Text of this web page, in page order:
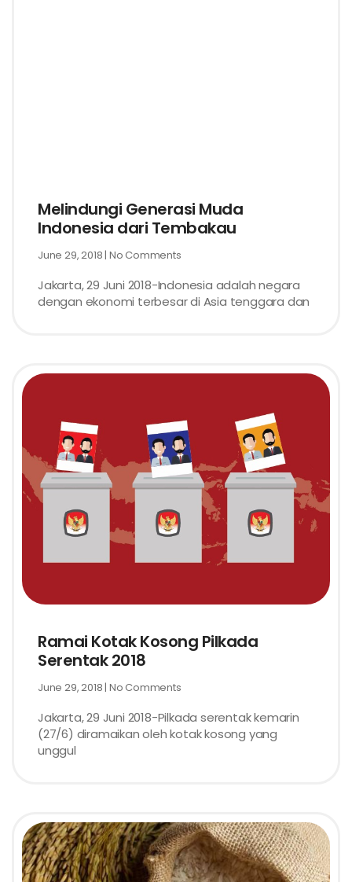
Melindungi Generasi Muda
Indonesia dari Tembakau
June 29, 2018 No Comments
Jakarta, 29 Juni 2018-Indonesia adalah negara
dengan ekonomi terbesar di Asia tenggara dan
Ramai Kotak Kosong Pilkada
Serentak 2018
June 29, 2018 No Comments
Jakarta, 29 Juni 2018-Pilkada serentak kemarin
(27/6) diramaikan oleh kotak kosong yang
unggul